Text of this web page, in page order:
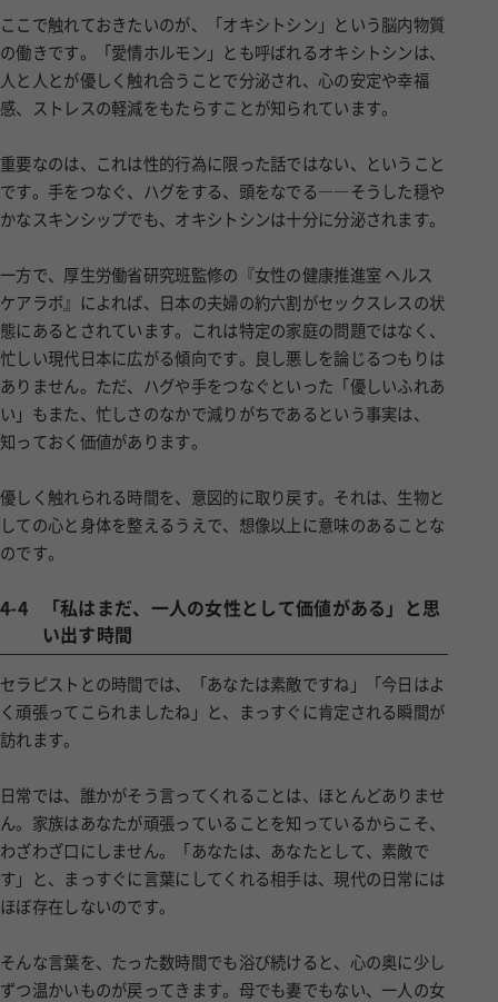
ここで触れておきたいのが、「オキシトシン」という脳内物質
の働きです。「愛情ホルモン」とも呼ばれるオキシトシンは、
人と人とが優しく触れ合うことで分泌され、心の安定や幸福
感、ストレスの軽減をもたらすことが知られています。
重要なのは、これは性的行為に限った話ではない、ということ
です。手をつなぐ、ハグをする、頭をなでる――そうした穏や
かなスキンシップでも、オキシトシンは十分に分泌されます。
一方で、厚生労働省研究班監修の『女性の健康推進室 ヘルス
ケアラボ』によれば、日本の夫婦の約六割がセックスレスの状
態にあるとされています。これは特定の家庭の問題ではなく、
忙しい現代日本に広がる傾向です。良し悪しを論じるつもりは
ありません。ただ、ハグや手をつなぐといった「優しいふれあ
い」もまた、忙しさのなかで減りがちであるという事実は、
知っておく価値があります。
優しく触れられる時間を、意図的に取り戻す。それは、生物と
しての心と身体を整えるうえで、想像以上に意味のあることな
のです。
4-4
「私はまだ、一人の女性として価値がある」と思
い出す時間
セラピストとの時間では、「あなたは素敵ですね」「今日はよ
く頑張ってこられましたね」と、まっすぐに肯定される瞬間が
訪れます。
日常では、誰かがそう言ってくれることは、ほとんどありませ
ん。家族はあなたが頑張っていることを知っているからこそ、
わざわざ口にしません。「あなたは、あなたとして、素敵で
す」と、まっすぐに言葉にしてくれる相手は、現代の日常には
ほぼ存在しないのです。
そんな言葉を、たった数時間でも浴び続けると、心の奥に少し
ずつ温かいものが戻ってきます。母でも妻でもない、一人の女